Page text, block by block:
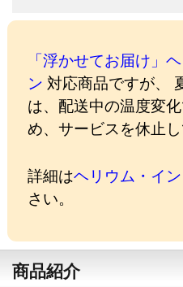
「浮かせてお届け」
ン 対応商品ですが、
は、配送中の温度変
め、サービスを休止し
詳細はヘリウム・イ
さい。
商品紹介